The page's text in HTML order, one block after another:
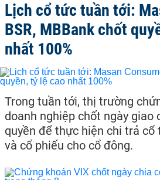
Lịch cổ tức tuần tới:
BSR, MBBank chốt
nhất 100%
Trong tuần tới, thị trường
doanh nghiệp chốt ngày giao
quyền để thực hiện chi trả
và cổ phiếu cho cổ đông.